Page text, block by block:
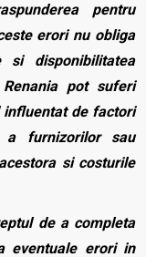
pentru
erori nu obliga
si disponibilitatea
pot suferi
de factori
a furnizorilor sau
si costurile
de a completa
eventuale erori in